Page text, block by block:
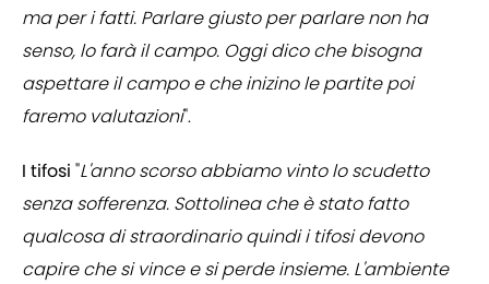
ma per i fatti. Parlare giusto per parlare non ha
senso, lo farà il campo. Oggi dico che bisogna
aspettare il campo e che inizino le partite poi
faremo valutazioni".
I tifosi "L'anno scorso abbiamo vinto lo scudetto
senza sofferenza. Sottolinea che è stato fatto
qualcosa di straordinario quindi i tifosi devono
capire che si vince e si perde insieme. L'ambiente